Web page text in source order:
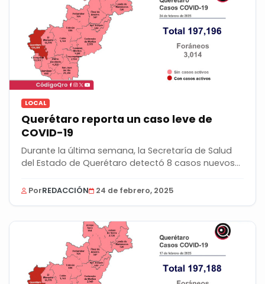
LOCAL
Querétaro reporta un caso leve de
COVID-19
Durante la última semana, la Secretaría de Salud
del Estado de Querétaro detectó 8 casos nuevos
PorREDACCIÓN 24 de febrero, 2025